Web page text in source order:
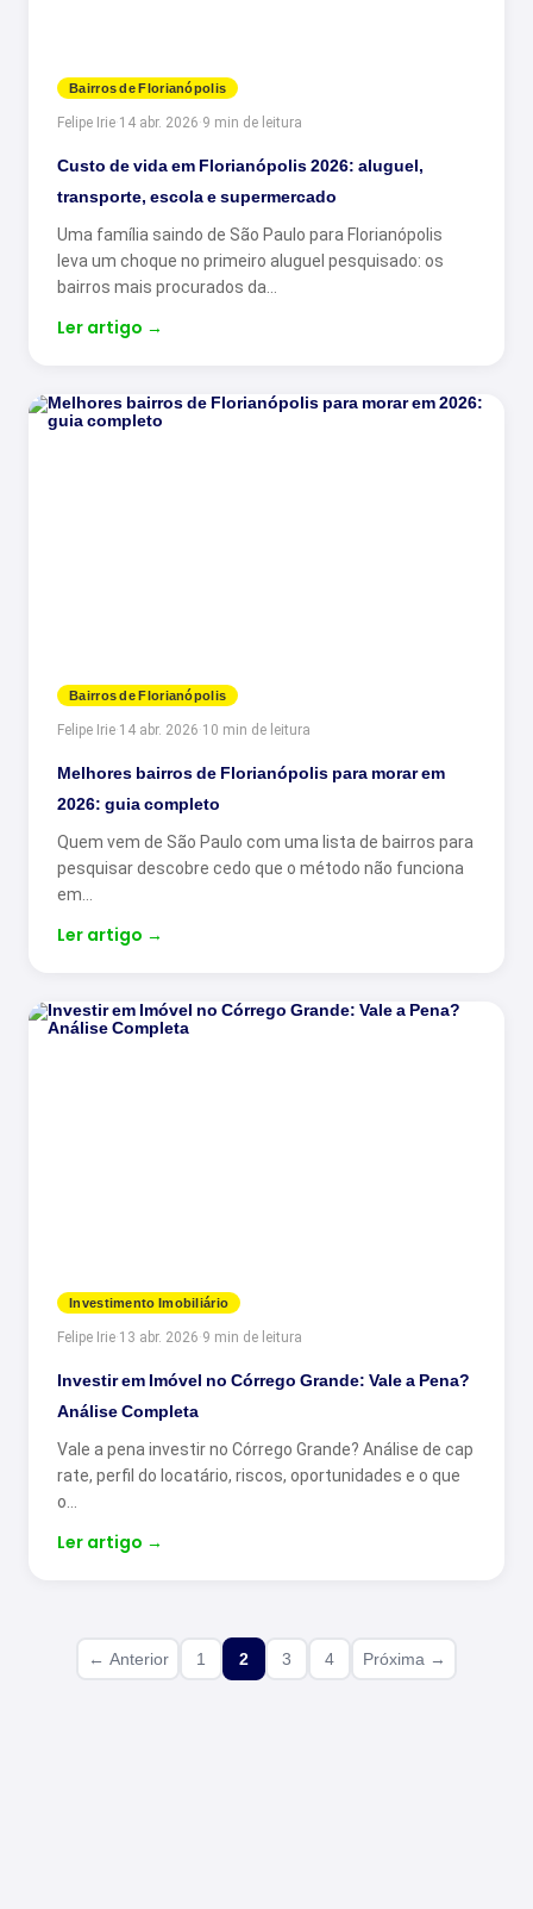
Bairros de Florianópolis
Felipe Irie·14 abr. 2026·9 min de leitura
Custo de vida em Florianópolis 2026: aluguel,
transporte, escola e supermercado
Uma família saindo de São Paulo para Florianópolis
leva um choque no primeiro aluguel pesquisado: os
bairros mais procurados da…
Ler artigo →
Bairros de Florianópolis
Felipe Irie·14 abr. 2026·10 min de leitura
Melhores bairros de Florianópolis para morar em
2026: guia completo
Quem vem de São Paulo com uma lista de bairros para
pesquisar descobre cedo que o método não funciona
em…
Ler artigo →
Investimento Imobiliário
Felipe Irie·13 abr. 2026·9 min de leitura
Investir em Imóvel no Córrego Grande: Vale a Pena?
Análise Completa
Vale a pena investir no Córrego Grande? Análise de cap
rate, perfil do locatário, riscos, oportunidades e o que
o…
Ler artigo →
← Anterior 1 2 3 4 Próxima →